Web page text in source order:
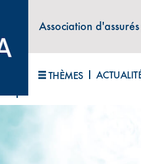
Association
THÈMES
D'INFORMATIONS